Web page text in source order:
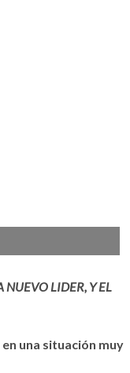
NUEVO LIDER, Y EL
una situación muy